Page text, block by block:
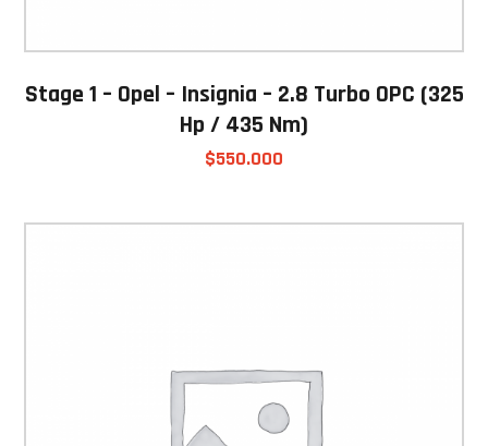
Stage 1 – Opel – Insignia – 2.8 Turbo OPC (325
Hp / 435 Nm)
$550.000